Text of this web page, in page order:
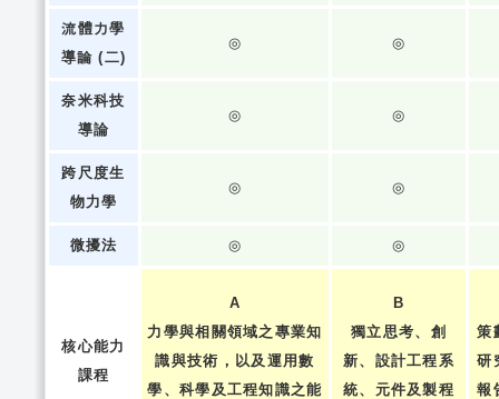
流體力學
導論 (二)
◎ ◎
奈米科技
導論
◎ ◎
跨尺度生
物力學
◎ ◎
微擾法 ◎ ◎
核心能力
課程
A
力學與相關領域之專業知
識與技術，以及運用數
學、科學及工程知識之能
B
獨立思考、創
新、設計工程系
統、元件及製程
策
研
報